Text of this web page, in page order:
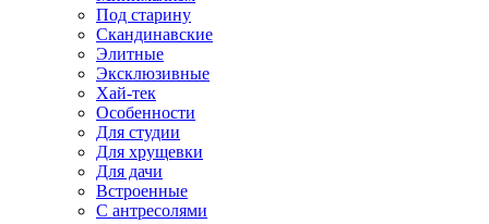
Под старину
Скандинавские
Элитные
Эксклюзивные
Хай-тек
Особенности
Для студии
Для хрущевки
Для дачи
Встроенные
С антресолями